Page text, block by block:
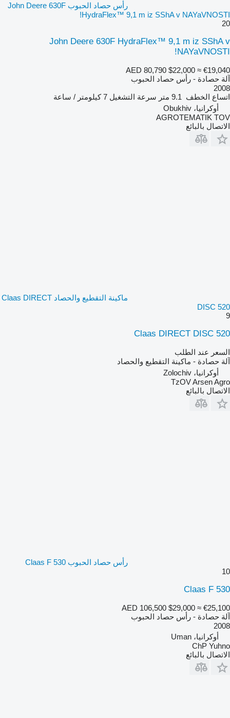
رأس حصاد الحبوب John Deere 630F
HydraFlex™ 9,1 m iz SShA v NAYaVNOSTI!
20
John Deere 630F HydraFlex™ 9,1 m iz SShA v
NAYaVNOSTI!
AED 80,790 $22,000 ≈ €19,040
آلة حصادة - رأس حصاد الحبوب
2008
اتساع الخطف 9.1 متر سرعة التشغيل 7 كيلومتر / ساعة
أوكرانيا، Obukhiv
AGROTEMATIK TOV
الاتصال بالبائع
ماكينة التقطيع والحصاد Claas DIRECT
DISC 520
9
Claas DIRECT DISC 520
السعر عند الطلب
آلة حصادة - ماكينة التقطيع والحصاد
أوكرانيا، Zolochiv
TzOV Arsen Agro
الاتصال بالبائع
رأس حصاد الحبوب Claas F 530
10
Claas F 530
AED 106,500 $29,000 ≈ €25,100
آلة حصادة - رأس حصاد الحبوب
2008
أوكرانيا، Uman
ChP Yuhno
الاتصال بالبائع